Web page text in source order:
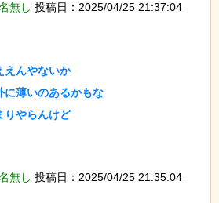
無し 投稿日：2025/04/25 21:37:04
えんやないか
に薄いのあるかもな
りやらんけど
無し 投稿日：2025/04/25 21:35:04